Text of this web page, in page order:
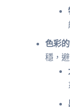
色彩
穩，